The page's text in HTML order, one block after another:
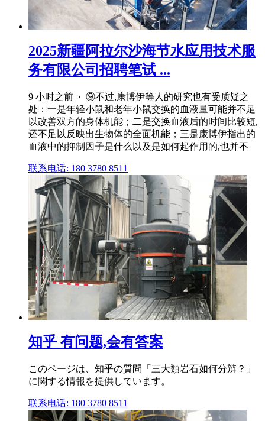
2025新疆阿拉尔沙海节水应用技术服
务有限公司招聘笔试 ...
9 小时之前 · ⑨不过,康博伊等人的研究也有受质疑之
处：一是年轻小鼠和老年小鼠交换的血液量可能并不足
以改善双方的身体机能；二是交换血液后的时间比较短,
还不足以反映出生物体的全面机能；三是康博伊指出的
血液中的抑制因子是什么以及是如何起作用的,也并不
联系电话: 180 3780 8511
知乎 有问题,会有答案
このページは、知乎の質問「三大類岩石如何分辨？」
に関する情報を提供しています。
联系电话: 180 3780 8511